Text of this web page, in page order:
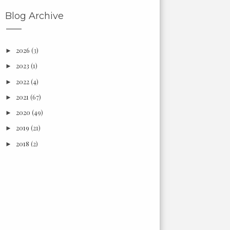
Blog Archive
► 2026 (3)
► 2023 (1)
► 2022(4)
► 2021 (67)
► 2020 (49)
► 2019 (21)
► 2018 (2)